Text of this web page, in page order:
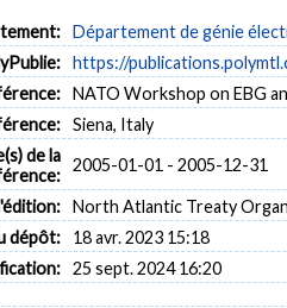
Département de génie
https://
NATO Workshop on EBG
Siena, Italy
de la 2005-01-01 - 2005-12-31
North Atlantic Treaty
dépôt:
18 avr. 2023 15:18
25 sept. 2024 16:20